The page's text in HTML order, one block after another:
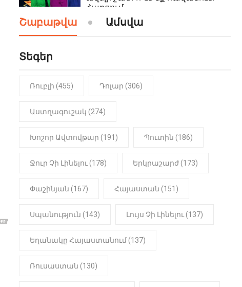
Հարցում
ԼՈՒՐԵՐ 19:15
կսահմանվի․ Հայտնի է՝ ովքեր են
Ինչու է Վիվիեն Բաստաջյանը
նկարահանումների ընթացքում
մանրամասներ (Տեսանյութ)
Շաբաթվա Ամսվա
Տեգեր
Ռուբլի (455) Դոլար (306)
Աստղագուշակ (274)
Խոշոր Ավտովթար (191) Պուտին (186)
Ջուր Չի Լինելու (178) Երկրաշարժ (173)
Փաշինյան (167) Հայաստան (151)
Սպանություն (143) Լույս Չի Լինելու (137)
Եղանակը Հայաստանում (137)
Ռուսաստան (130)